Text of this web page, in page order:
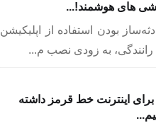
های هوشمند!...
بودن استفاده از اپلیکیشن
به‌ زودی نصب م...
برای اینترنت خط قرمز داشته